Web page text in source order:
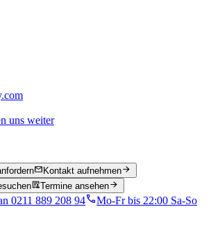
uns weiter
Kontakt aufnehmen
Termine ansehen
0211 889 208 94
Mo-Fr bis 22:00 Sa-So